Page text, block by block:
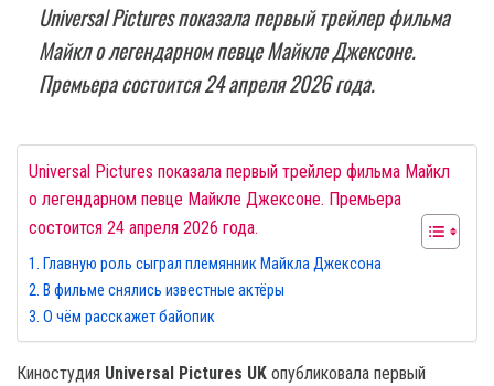
Universal Pictures показала первый трейлер фильма
Майкл о легендарном певце Майкле Джексоне.
Премьера состоится 24 апреля 2026 года.
Universal Pictures показала первый трейлер фильма Майкл
о легендарном певце Майкле Джексоне. Премьера
состоится 24 апреля 2026 года.
Главную роль сыграл племянник Майкла Джексона
В фильме снялись известные актёры
О чём расскажет байопик
Киностудия Universal Pictures UK опубликовала первый